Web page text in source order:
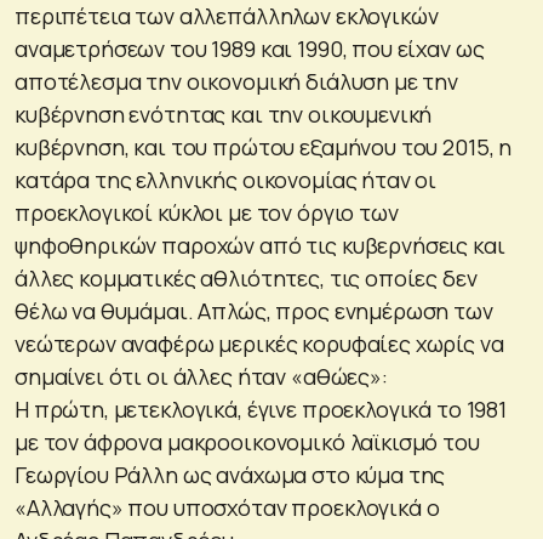
περιπέτεια των αλλεπάλληλων εκλογικών
αναμετρήσεων του 1989 και 1990, που είχαν ως
αποτέλεσμα την οικονομική διάλυση με την
κυβέρνηση ενότητας και την οικουμενική
κυβέρνηση, και του πρώτου εξαμήνου του 2015, η
κατάρα της ελληνικής οικονομίας ήταν οι
προεκλογικοί κύκλοι με τον όργιο των
ψηφοθηρικών παροχών από τις κυβερνήσεις και
άλλες κομματικές αθλιότητες, τις οποίες δεν
θέλω να θυμάμαι. Απλώς, προς ενημέρωση των
νεώτερων αναφέρω μερικές κορυφαίες χωρίς να
σημαίνει ότι οι άλλες ήταν «αθώες»:
Η πρώτη, μετεκλογικά, έγινε προεκλογικά το 1981
με τον άφρονα μακροοικονομικό λαϊκισμό του
Γεωργίου Ράλλη ως ανάχωμα στο κύμα της
«Αλλαγής» που υποσχόταν προεκλογικά ο